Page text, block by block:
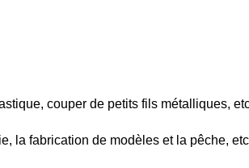
couper de petits fils métalliques,
la fabrication de modèles et la pêche,